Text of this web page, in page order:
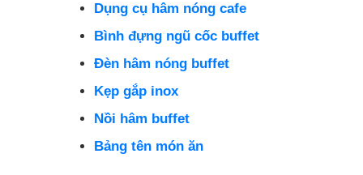
Dụng cụ hâm nóng cafe
Bình đựng ngũ cốc buffet
Đèn hâm nóng buffet
Kẹp gắp inox
Nồi hâm buffet
Bảng tên món ăn